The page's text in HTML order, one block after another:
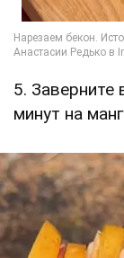
5. Заверните
минут на